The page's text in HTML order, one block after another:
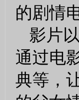
的剧情
影片
通过电
典等，